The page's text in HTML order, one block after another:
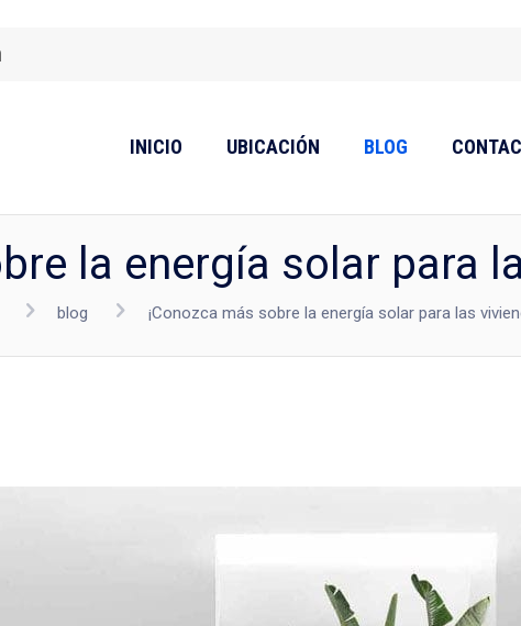
INICIO UBICACIÓN BLOG
la energía solar para
blog ¡Conozca más sobre la energía solar para las